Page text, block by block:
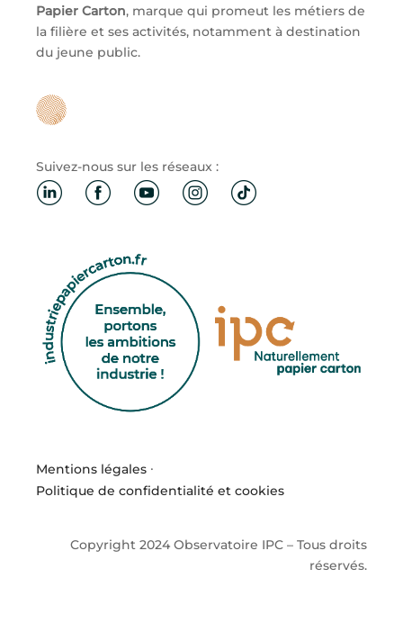
Papier Carton, marque qui promeut les métiers de
la filière et ses activités, notamment à destination
du jeune public.
Suivez-nous sur les réseaux :
Mentions légales ·
Politique de confidentialité et cookies
Copyright 2024 Observatoire IPC – Tous droits
réservés.